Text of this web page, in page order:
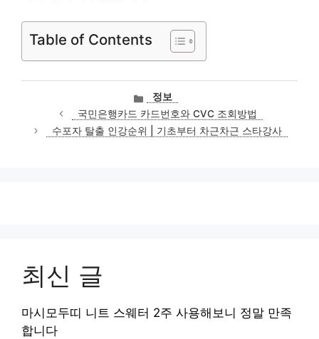
Table of Contents
카
테
고
리
정보
국민은행카드 카드번호와 CVC 조회방법
수포자 탈출 인강순위 | 기초부터 차근차근 스타강사
최신 글
마시모두띠 니트 스웨터 2주 사용해보니 정말 만족
합니다